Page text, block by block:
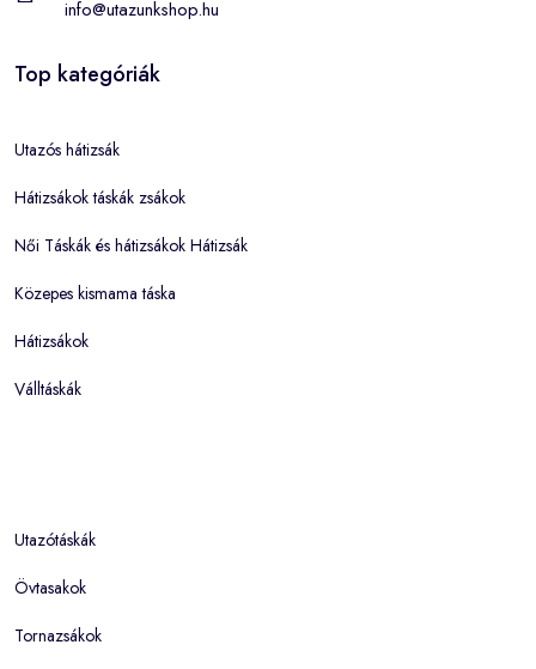
info@utazunkshop.hu
Top kategóriák
Utazós hátizsák
Hátizsákok táskák zsákok
Női Táskák és hátizsákok Hátizsák
Közepes kismama táska
Hátizsákok
Válltáskák
Utazótáskák
Övtasakok
Tornazsákok